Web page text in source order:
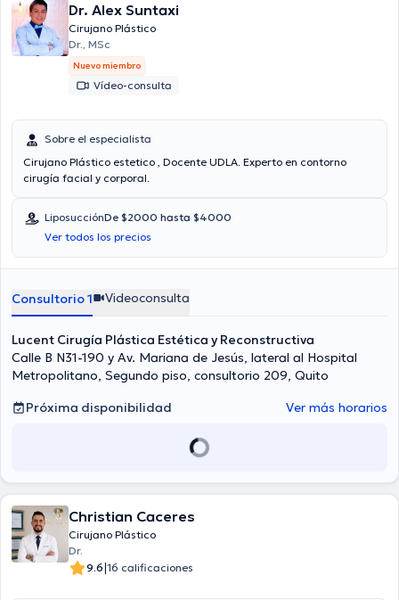
Dr. Alex Suntaxi
Cirujano Plástico
Dr., MSc
Nuevo miembro
Vídeo-consulta
Sobre el especialista
Cirujano Plástico estetico , Docente UDLA. Experto en contorno
cirugía facial y corporal.
LiposucciónDe $2000 hasta $4000
Ver todos los precios
Consultorio 1 Videoconsulta
Lucent Cirugía Plástica Estética y Reconstructiva
Calle B N31-190 y Av. Mariana de Jesús, lateral al Hospital
Metropolitano, Segundo piso, consultorio 209, Quito
Próxima disponibilidad
Ver más horarios
Christian Caceres
Cirujano Plástico
Dr.
9.6|16 calificaciones